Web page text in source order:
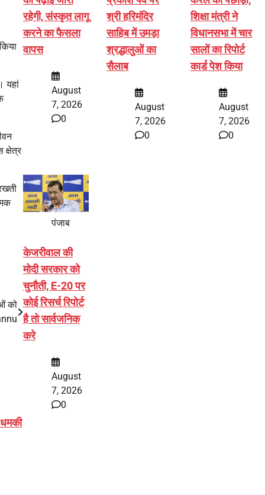
यहां
क्षेत्र
को
रहेगी, संस्कृत लागू
करने का फैसला
वापस
August
7, 2026
0
श्री हरिमंदिर
साहिब में उमड़ा
श्रद्धालुओं का
सैलाब
August
7, 2026
0
शिक्षा मंत्री ने
विधानसभा में चार
सालों का रिपोर्ट
कार्ड पेश किया
August
7, 2026
0
पंजाब
केजरीवाल की
मोदी सरकार को
चुनौती, E-20 पर
कोई रिसर्च रिपोर्ट
है तो सार्वजनिक
करे
August
7, 2026
0